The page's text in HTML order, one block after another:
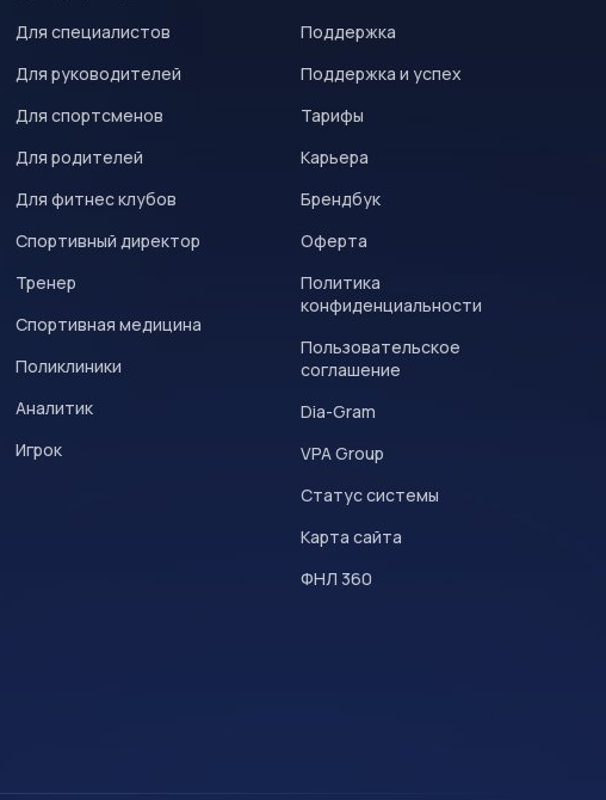
Для специалистов
Для руководителей
Для спортсменов
Для родителей
Для фитнес клубов
Спортивный директор
Тренер
Спортивная медицина
Поликлиники
Аналитик
Игрок
Поддержка
Поддержка и успех
Тарифы
Карьера
Брендбук
Оферта
Политика
конфиденциальности
Пользовательское
соглашение
Dia-Gram
VPA Group
Статус системы
Карта сайта
ФНЛ 360